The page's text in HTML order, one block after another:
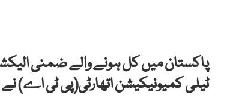
پاکستان میں کل ہونے والے ضمنی
ٹیلی کمیونیکیشن اتھارٹی(پی ٹی اے)